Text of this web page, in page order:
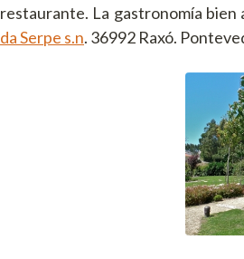
restaurante. La gastronomía bien
da Serpe s.n. 36992 Raxó.